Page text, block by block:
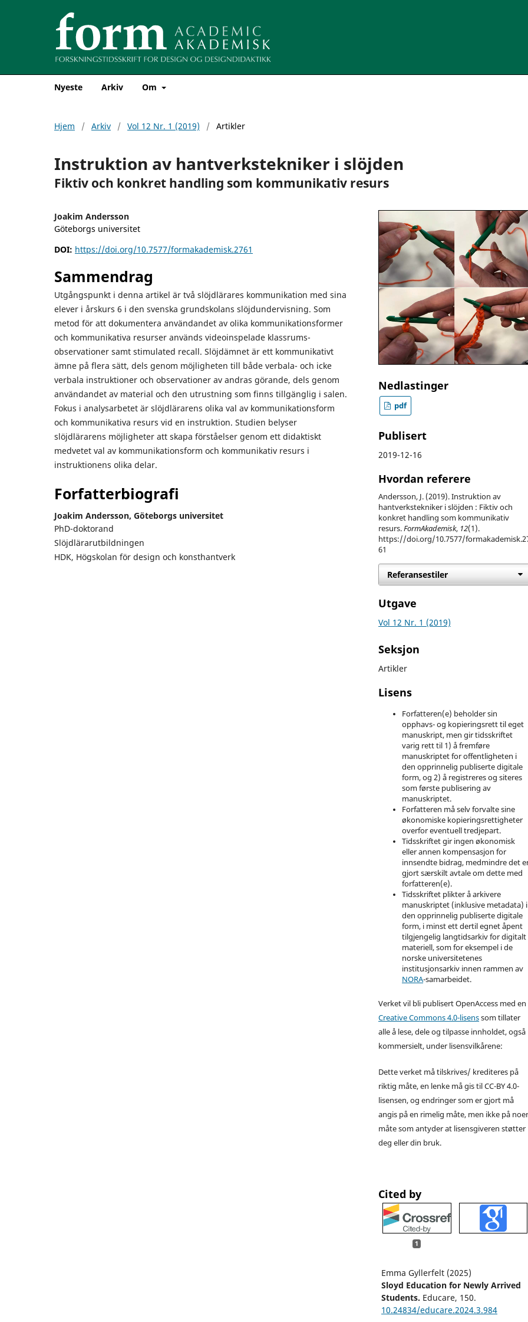
Nyeste Arkiv Om
Hjem / Arkiv / Vol 12 Nr. 1 (2019) / Artikler
Instruktion av hantverkstekniker i slöjden
Fiktiv och konkret handling som kommunikativ resurs
Joakim Andersson
Göteborgs universitet
DOI: https://doi.org/10.7577/formakademisk.2761
Sammendrag
Utgångspunkt i denna artikel är två slöjdlärares kommunikation med sina
elever i årskurs 6 i den svenska grundskolans slöjdundervisning. Som
metod för att dokumentera användandet av olika kommunikationsformer
och kommunikativa resurser används videoinspelade klassrums­
observationer samt stimulated recall. Slöjdämnet är ett kommunikativt
ämne på flera sätt, dels genom möjligheten till både verbala- och icke
verbala instruktioner och observationer av andras görande, dels genom
användandet av material och den utrustning som finns tillgänglig i salen.
Fokus i analysarbetet är slöjdlärarens olika val av kommunikationsform
och kommunikativa resurs vid en instruktion. Studien belyser
slöjdlärarens möjligheter att skapa förståelser genom ett didaktiskt
medvetet val av kommunikationsform och kommunikativ resurs i
instruktionens olika delar.
Forfatterbiografi
Joakim Andersson, Göteborgs universitet
PhD-doktorand
Slöjdlärarutbildningen
HDK, Högskolan för design och konsthantverk
Nedlastinger
pdf
Publisert
2019-12-16
Hvordan referere
Andersson, J. (2019). Instruktion av
hantverkstekniker i slöjden : Fiktiv och
konkret handling som kommunikativ
resurs.FormAkademisk, 12(1).
https://doi.org/10.7577/
61
Referansestiler
Utgave
Vol 12 Nr. 1 (2019)
Seksjon
Artikler
Lisens
Forfatteren(e) beholder sin
opphavs- og kopieringsrett til eget
manuskript, men gir tidsskriftet
varig rett til 1) å fremføre
manuskriptet for offentligheten i
den opprinnelig publiserte digitale
form, og 2) å registreres og siteres
som første publisering av
manuskriptet.
Forfatteren må selv forvalte sine
økonomiske kopieringsrettigheter
overfor eventuell tredjepart.
Tidsskriftet gir ingen økonomisk
eller annen kompensasjon for
innsendte bidrag, medmindre det
gjort særskilt avtale om dette med
forfatteren(e).
Tidsskriftet plikter å arkivere
manuskriptet (inklusive metadata) i
den opprinnelig publiserte digitale
form, i minst ett dertil egnet åpent
tilgjengelig langtidsarkiv for digitalt
materiell, som for eksempel i de
norske universitetenes
institusjonsarkiv innen rammen av
NORA-samarbeidet.
Verket vil bli publisert OpenAccess med en
Creative Commons 4.0-lisenssom tillater
alle å lese, dele og tilpasse innholdet, også
kommersielt, under lisensvilkårene:
Dette verket må tilskrives/ krediteres på
riktig måte, en lenke må gis til CC-BY 4.0-
lisensen, og endringer som er gjort må
angis på en rimelig måte, men ikke på
måte som antyder at lisensgiveren støtter
deg eller din bruk.
Cited by
1
Emma Gyllerfelt (2025)
Sloyd Education for Newly Arrived
Students. Educare, 150.
10.24834/educare.2024.3.984